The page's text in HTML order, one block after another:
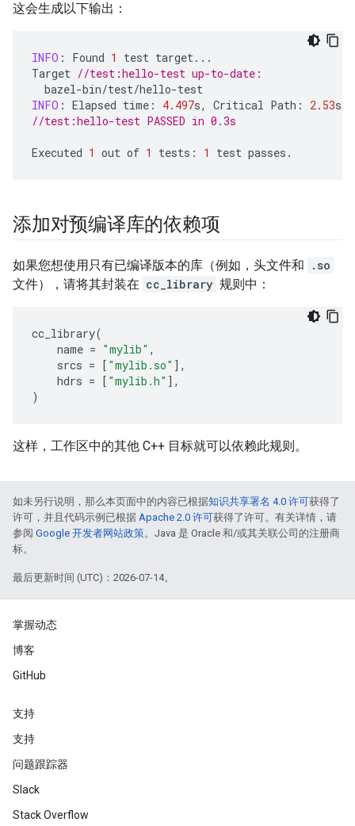
这会生成以下输出：
INFO : Found 1 test target...
Target //test:hello-test up-to-date:
bazel-bin/test/hello-test
INFO : Elapsed time : 4.497s, Critical Path : 2.53s
//test:hello-test PASSED in 0.3s
Executed 1 out of 1 tests : 1 test passes .
添加对预编译库的依赖项
如果您想使用只有已编译版本的库（例如，头文件和
.so
文件），请将其封装在 cc_library 规则中：
cc_library(
name = "mylib" ,
srcs = [ "mylib.so" ],
hdrs = [ "mylib.h" ],
)
这样，工作区中的其他 C++ 目标就可以依赖此规则。
如未另行说明，那么本页面中的内容已根据知识共享署名 4.0 许可获得了
许可，并且代码示例已根据 Apache 2.0 许可获得了许可。有关详情，请
参阅 Google 开发者网站政策。Java 是 Oracle 和/或其关联公司的注册商
标。
最后更新时间 (UTC)：2026-07-14。
掌握动态
博客
GitHub
支持
支持
问题跟踪器
Slack
Stack Overflow